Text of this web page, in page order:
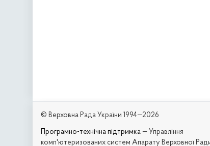
© Верховна Рада України 1994—2026
Програмно-технічна підтримка — Управління
комп'ютеризованих систем Апарату Верховної